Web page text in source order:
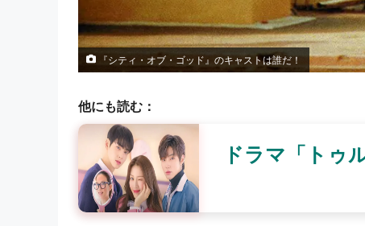
『シティ・オブ・ゴッド』のキャストは誰だ！
他にも読む：
ドラマ「トゥ